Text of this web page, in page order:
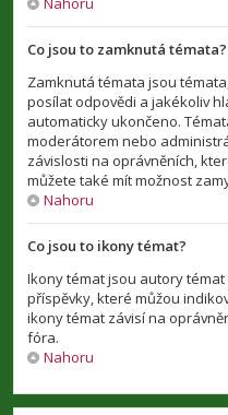
Co jsou to zamknutá témata?
Zamknutá témata jsou
posílat odpovědi a jakékoliv
automaticky ukončeno.
moderátorem nebo
závislosti na oprávněních,
můžete také mít možnost
Nahoru
Co jsou to ikony témat?
Ikony témat jsou autory
příspěvky, které můžou
ikony témat závisí na
fóra.
Nahoru